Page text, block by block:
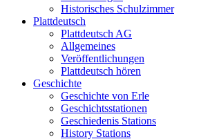
Historisches Schulzimmer
Plattdeutsch
Plattdeutsch AG
Allgemeines
Veröffentlichungen
Plattdeutsch hören
Geschichte
Geschichte von Erle
Geschichtsstationen
Geschiedenis Stations
History Stations